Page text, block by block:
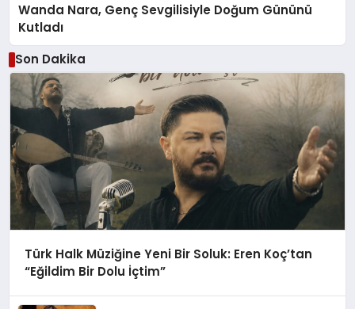
Wanda Nara, Genç Sevgilisiyle Doğum Gününü
Kutladı
Son Dakika
Türk Halk Müziğine Yeni Bir Soluk: Eren Koç’tan
“Eğildim Bir Dolu İçtim”